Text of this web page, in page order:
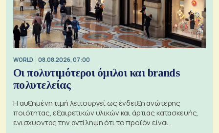
WORLD 08.08.2026, 07:00
Οι πολυτιμότεροι όμιλοι και brands
πολυτελείας
Η αυξημένη τιμή λειτουργεί ως ένδειξη ανώτερης
ποιότητας, εξαιρετικών υλικών και άρτιας κατασκευής,
ενισχύοντας την αντίληψη ότι το προϊόν είναι